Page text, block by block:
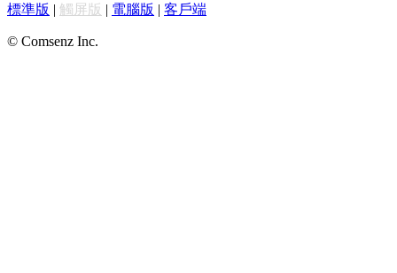
標準版 | 觸屏版 | 電腦版 | 客戶端
© Comsenz Inc.